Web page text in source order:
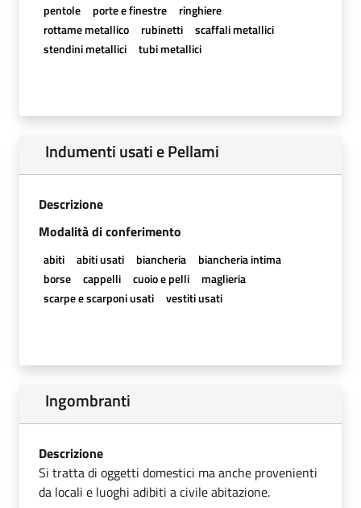
pentole
porte e finestre
ringhiere
rottame metallico
rubinetti
scaffali metallici
stendini metallici
tubi metallici
Indumenti usati e Pellami
Descrizione
Modalità di conferimento
abiti abiti usati biancheria
biancheria intima
borse
cappelli cuoio e pelli
maglieria
scarpe e scarponi usati
vestiti usati
Ingombranti
Descrizione
Si tratta di oggetti domestici ma anche provenienti
da locali e luoghi adibiti a civile abitazione.